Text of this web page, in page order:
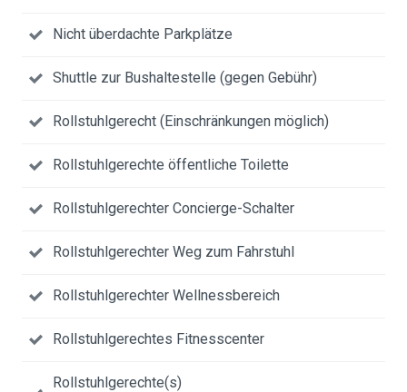
Nicht überdachte Parkplätze
Shuttle zur Bushaltestelle (gegen Gebühr)
Rollstuhlgerecht (Einschränkungen möglich)
Rollstuhlgerechte öffentliche Toilette
Rollstuhlgerechter Concierge-Schalter
Rollstuhlgerechter Weg zum Fahrstuhl
Rollstuhlgerechter Wellnessbereich
Rollstuhlgerechtes Fitnesscenter
Rollstuhlgerechte(s)